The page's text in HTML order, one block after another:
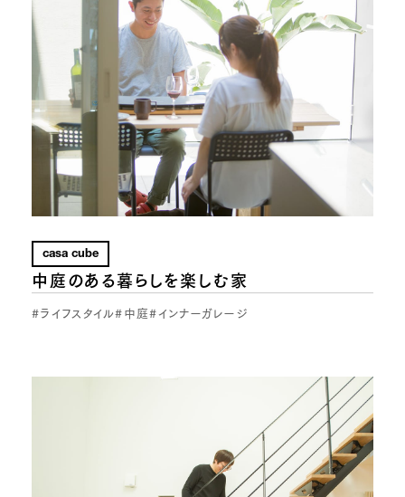
casa cube
中庭のある暮らしを楽しむ家
#ライフスタイル#中庭#インナーガレージ